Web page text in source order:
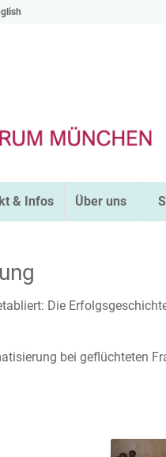
& Infos Über uns
Die
bei geflüchteten